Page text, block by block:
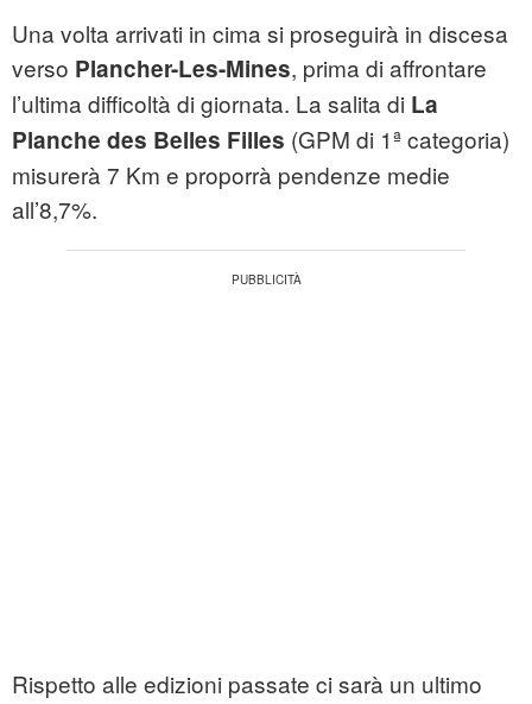
Una volta arrivati in cima si proseguirà in discesa
verso Plancher-Les-Mines, prima di affrontare
l’ultima difficoltà di giornata. La salita di La
Planche des Belles Filles (GPM di 1ª categoria)
misurerà 7 Km e proporrà pendenze medie
all’8,7%.
Rispetto alle edizioni passate ci sarà un ultimo